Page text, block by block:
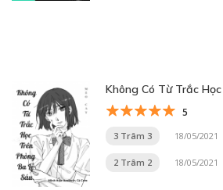
Không Có Từ Trắc
5
3 Trâm 3 18/05/2021
2 Trâm 2 18/05/2021